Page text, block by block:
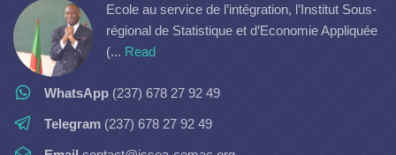
Ecole au service de l’intégration, l’Institut Sous-
régional de Statistique et d’Economie Appliquée
(... Read
WhatsApp (237) 678 27 92 49
Telegram (237) 678 27 92 49